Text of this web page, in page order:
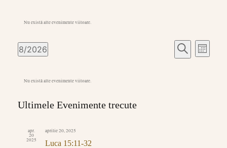
Nu există alte evenimente viitoare.
Navigare
înCaută
în
Lună
8/2026
Evenimente
Nu există alte evenimente viitoare.
Ultimele Evenimente trecute
apr.
20
2025
aprilie 20, 2025
Luca 15:11-32